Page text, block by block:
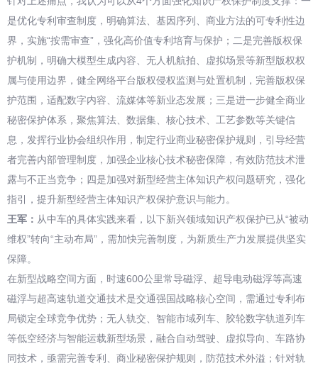
是优化专利审查制度，明确算法、基因序列、商业方法的可专利性边
界，实施“按需审查”，强化高价值专利培育与保护；二是完善版权保
护机制，明确大模型生成内容、无人机航拍、虚拟场景等新型版权权
属与使用边界，健全网络平台版权侵权监测与处置机制，完善版权保
护范围，适配数字内容、流媒体等新业态发展；三是进一步健全商业
秘密保护体系，聚焦算法、数据集、核心技术、工艺参数等关键信
息，发挥行业协会组织作用，制定行业商业秘密保护规则，引导经营
者完善内部管理制度，加强企业核心技术秘密保障，有效防范技术泄
露与不正当竞争；四是加强对新型经营主体知识产权问题研究，强化
指引，提升新型经营主体知识产权保护意识与能力。
王军： 从中车的具体实践来看，以下新兴领域知识产权保护已从“被动
维权”转向“主动布局”，需加快完善制度，为新质生产力发展提供坚实
保障。
在新型战略空间方面，时速600公里常导磁浮、超导电动磁浮等高速
磁浮与超高速轨道交通技术是交通强国战略核心空间，需通过专利布
局锁定全球竞争优势；无人轨交、智能市域列车、胶轮数字轨道列车
等低空经济与智能运载新型场景，融合自动驾驶、虚拟导向、车路协
同技术，亟需完善专利、商业秘密保护规则，防范技术外溢；针对轨